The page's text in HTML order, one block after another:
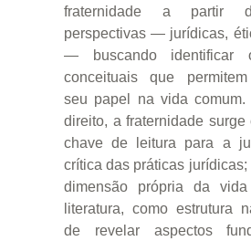
fraternidade a partir
perspectivas — jurídicas,
— buscando identificar
conceituais que permitem
seu papel na vida
direito, a fraternidade surge
chave de leitura para a
crítica das práticas jurídicas;
dimensão própria da
literatura, como estrutura
de revelar aspectos